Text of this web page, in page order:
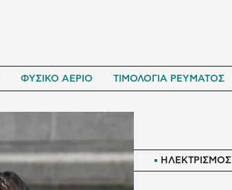
ΦΥΣΙΚΟ ΑΕΡΙΟ ΤΙΜΟΛΟΓΙΑ ΡΕΥΜΑΤΟΣ
ΗΛΕΚΤΡΙΣΜΟΣ